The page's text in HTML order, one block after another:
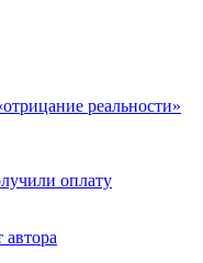
реальности»
оплату